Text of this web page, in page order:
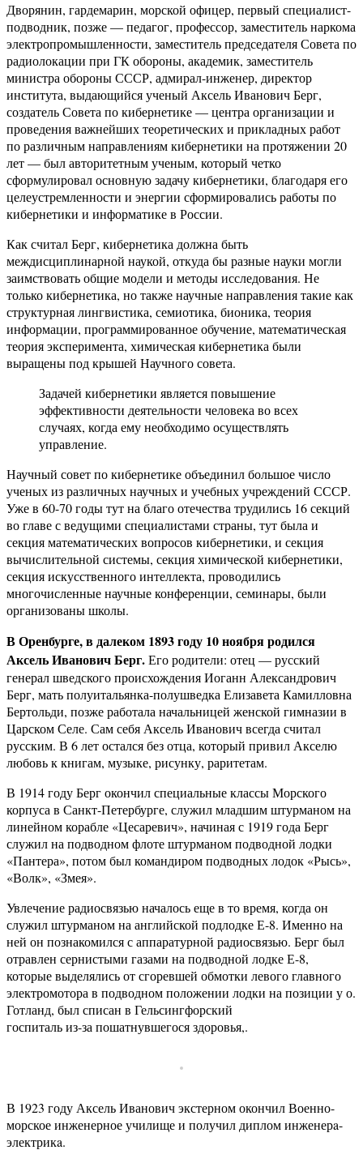
Дворянин, гардемарин, морской офицер, первый специалист-
подводник, позже — педагог, профессор, заместитель наркома
электропромышленности, заместитель председателя Совета по
радиолокации при ГК обороны, академик, заместитель
министра обороны СССР, адмирал-инженер, директор
института, выдающийся ученый Аксель Иванович Берг,
создатель Совета по кибернетике — центра организации и
проведения важнейших теоретических и прикладных работ
по различным направлениям кибернетики на протяжении 20
лет — был авторитетным ученым, который четко
сформулировал основную задачу кибернетики, благодаря его
целеустремленности и энергии сформировались работы по
кибернетики и информатике в России.
Как считал Берг, кибернетика должна быть
междисциплинарной наукой, откуда бы разные науки могли
заимствовать общие модели и методы исследования. Не
только кибернетика, но также научные направления такие как
структурная лингвистика, семиотика, бионика, теория
информации, программированное обучение, математическая
теория эксперимента, химическая кибернетика были
выращены под крышей Научного совета.
Задачей кибернетики является повышение
эффективности деятельности человека во всех
случаях, когда ему необходимо осуществлять
управление.
Научный совет по кибернетике объединил большое число
ученых из различных научных и учебных учреждений СССР.
Уже в 60-70 годы тут на благо отечества трудились 16 секций
во главе с ведущими специалистами страны, тут была и
секция математических вопросов кибернетики, и секция
вычислительной системы, секция химической кибернетики,
секция искусственного интеллекта, проводились
многочисленные научные конференции, семинары, были
организованы школы.
В Оренбурге, в далеком 1893 году 10 ноября родился
Аксель Иванович Берг.Его родители: отец — русский
генерал шведского происхождения Иоганн Александрович
Берг, мать полуитальянка-полушведка Елизавета Камилловна
Бертольди, позже работала начальницей женской гимназии в
Царском Селе. Сам себя Аксель Иванович всегда считал
русским. В 6 лет остался без отца, который привил Акселю
любовь к книгам, музыке, рисунку, раритетам.
В 1914 году Берг окончил специальные классы Морского
корпуса в Санкт-Петербурге, служил младшим штурманом на
линейном корабле «Цесаревич», начиная с 1919 года Берг
служил на подводном флоте штурманом подводной лодки
«Пантера», потом был командиром подводных лодок «Рысь»,
«Волк», «Змея».
Увлечение радиосвязью началось еще в то время, когда он
служил штурманом на английской подлодке Е-8. Именно на
ней он познакомился с аппаратурной радиосвязью. Берг был
отравлен сернистыми газами на подводной лодке Е-8,
которые выделялись от сгоревшей обмотки левого главного
электромотора в подводном положении лодки на позиции у о.
Готланд, был списан в Гельсингфорский
госпиталь из-за пошатнувшегося здоровья,.
В 1923 году Аксель Иванович экстерном окончил Военно-
морское инженерное училище и получил диплом инженерa-
электрикa.